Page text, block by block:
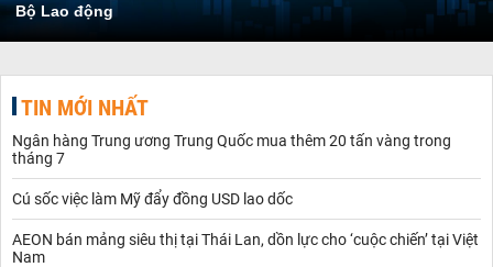
Bộ Lao động
TIN MỚI NHẤT
Ngân hàng Trung ương Trung Quốc mua thêm 20 tấn vàng trong
tháng 7
Cú sốc việc làm Mỹ đẩy đồng USD lao dốc
AEON bán mảng siêu thị tại Thái Lan, dồn lực cho ‘cuộc chiến’ tại Việt
Nam